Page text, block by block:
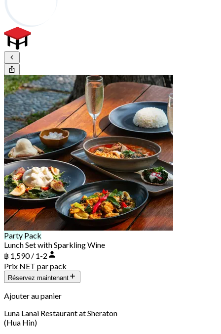
Party Pack
Lunch Set with Sparkling Wine
฿ 1,590 / 1-2
Prix NET par pack
Réservez maintenant
Ajouter au panier
Luna Lanai Restaurant at Sheraton
(Hua Hin)